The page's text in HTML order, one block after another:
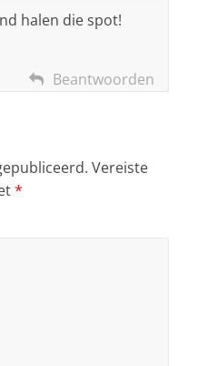
halen die spot!
Beantwoorden
Vereiste
*